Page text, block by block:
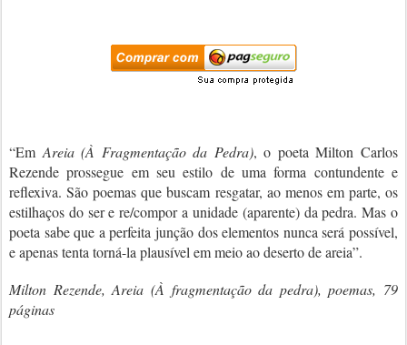
“Em Areia (À Fragmentação da Pedra), o poeta Milton Carlos
Rezende prossegue em seu estilo de uma forma contundente e
reflexiva. São poemas que buscam resgatar, ao menos em parte, os
estilhaços do ser e re/compor a unidade (aparente) da pedra. Mas o
poeta sabe que a perfeita junção dos elementos nunca será possível,
e apenas tenta torná-la plausível em meio ao deserto de areia”.
Milton Rezende, Areia (À fragmentação da pedra), poemas, 79
páginas